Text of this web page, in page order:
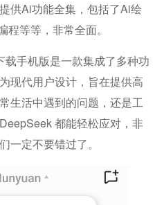
供ai功能全集，包括了ai绘
等等，非常全面。
手机版是一款集成了多种功
现代用户设计，旨在提供高
生活中遇到的问题，还是工
都能轻松应对，非
一定不要错过了。